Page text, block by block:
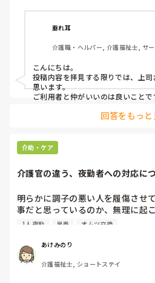
わりはいらないから中止でいいよ
に伝えたら、注意されました。
上司の注意内容
けない。
→ケアマネに中止になることを伝
中止になったとは言わないこと。
か？」と聞くようにして。
と言われました。
私の考え対応が間違えていますか？
垂れ耳
介護職・ヘルパー, 介護福祉士, サ
こんにちは。
投稿内容を拝見する限りでは、上
思います。
ご利用者と仲がいいのは良いこと
それだけ、そのご利用者がもかさ
ョン組めますよね。
回答をもっと
介助・ケア
介護官の違う、夜勤者への対応に
明らかに調子の悪い人を履傷させ
事だと思っているのか、無理に起
スタッフがいます。私が出勤して
（夜勤者）とか平気でドヤ顔でいま
夜勤は1人夜勤です。その時はベト
したけども、どちらも急変対応に
1人夜勤 早番 オムツ交換
あけみのり
介護福祉士, ショートステイ